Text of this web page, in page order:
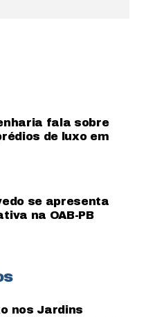
fala sobre
de luxo em
se apresenta
na OAB-PB
nos Jardins